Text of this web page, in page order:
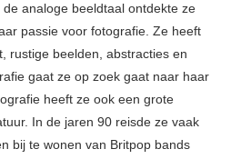
analoge beeldtaal ontdekte ze
passie voor fotografie. Ze heeft
rustige beelden, abstracties en
gaat ze op zoek gaat naar haar
heeft ze ook een grote
In de jaren 90 reisde ze vaak
bij te wonen van Britpop bands